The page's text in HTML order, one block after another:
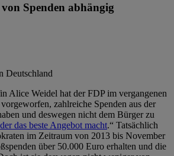
Spenden abhängig
Deutschland
Alice Weidel hat der FDP im vergangenen
zahlreiche Spenden aus der
und deswegen nicht dem Bürger zu
der das beste Angebot macht.“ Tatsächlich
im Zeitraum von 2013 bis November
über 50.000 Euro erhalten und die